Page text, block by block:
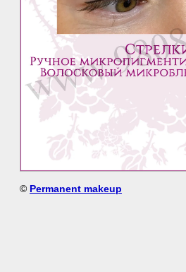
© Permanent makeup